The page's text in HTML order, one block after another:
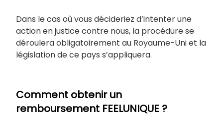
Dans le cas où vous décideriez d’intenter une
action en justice contre nous, la procédure se
déroulera obligatoirement au Royaume-Uni et la
législation de ce pays s’appliquera.
Comment obtenir un
remboursement FEELUNIQUE ?